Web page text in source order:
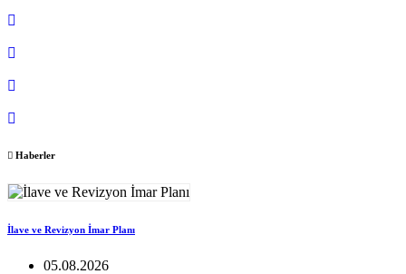
Haberler
İlave ve Revizyon İmar Planı
05.08.2026